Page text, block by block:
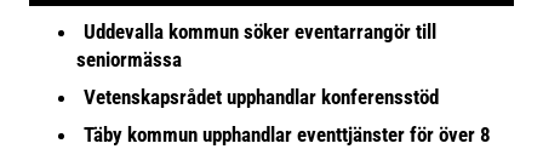
Uddevalla kommun söker eventarrangör till
seniormässa
Vetenskapsrådet upphandlar konferensstöd
Täby kommun upphandlar eventtjänster för över 8